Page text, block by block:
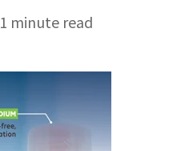
1 minute read